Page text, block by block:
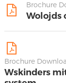
veranstaltungen
kontaktieren.
Brochure
Wolojds
Brochure
Wskinders